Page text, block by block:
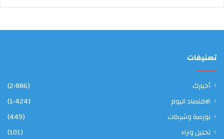
تصنيفات
أخبارك
(2٬886)
الاقتصاد اليوم
(1٬424)
بورصة وشركات
(449)
تحليل وآراء
(101)